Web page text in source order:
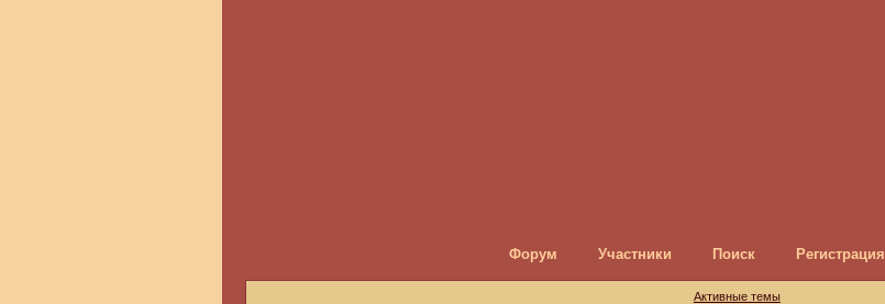
Форум Участники Поиск Регистрация
Активные темы